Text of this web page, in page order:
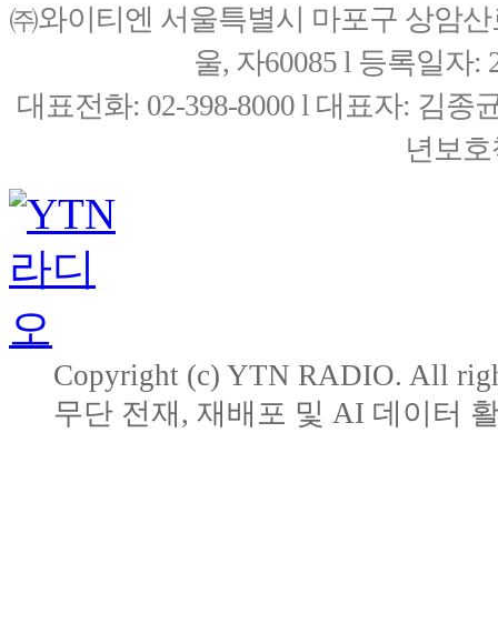
㈜와이티엔 서울특별시 마포구 상암
울, 자60085 l 등록일자:
대표전화: 02-398-8000 l 대표자: 김종
년보
Copyright (c) YTN RADIO. All
무단 전재, 재배포 및 AI 데이터